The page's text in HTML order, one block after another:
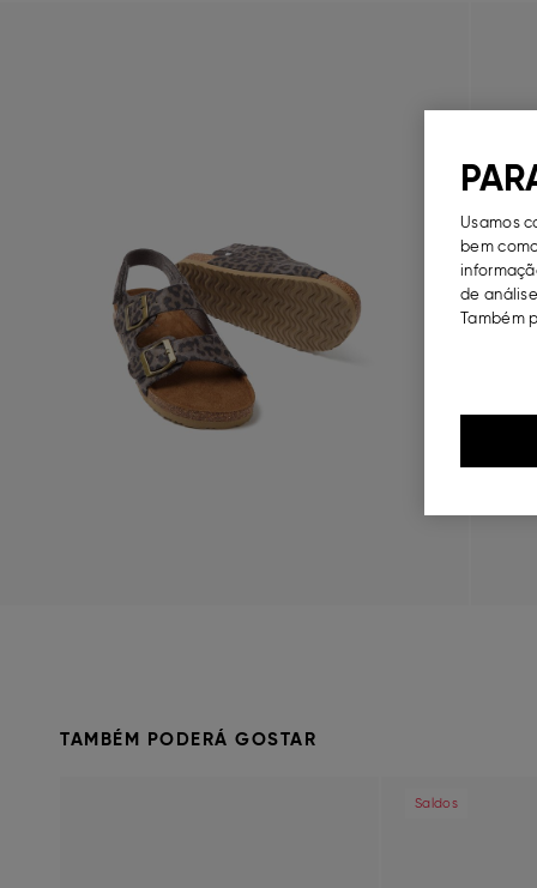
TAMBÉM PODERÁ GOSTAR
Saldos
Usamos
bem
de
Também